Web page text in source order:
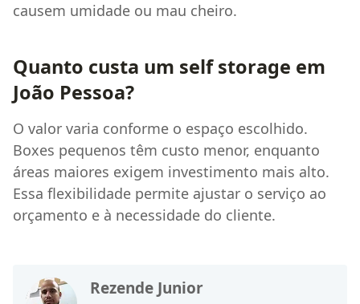
causem umidade ou mau cheiro.
Quanto custa um self storage em
João Pessoa?
O valor varia conforme o espaço escolhido.
Boxes pequenos têm custo menor, enquanto
áreas maiores exigem investimento mais alto.
Essa flexibilidade permite ajustar o serviço ao
orçamento e à necessidade do cliente.
Rezende Junior